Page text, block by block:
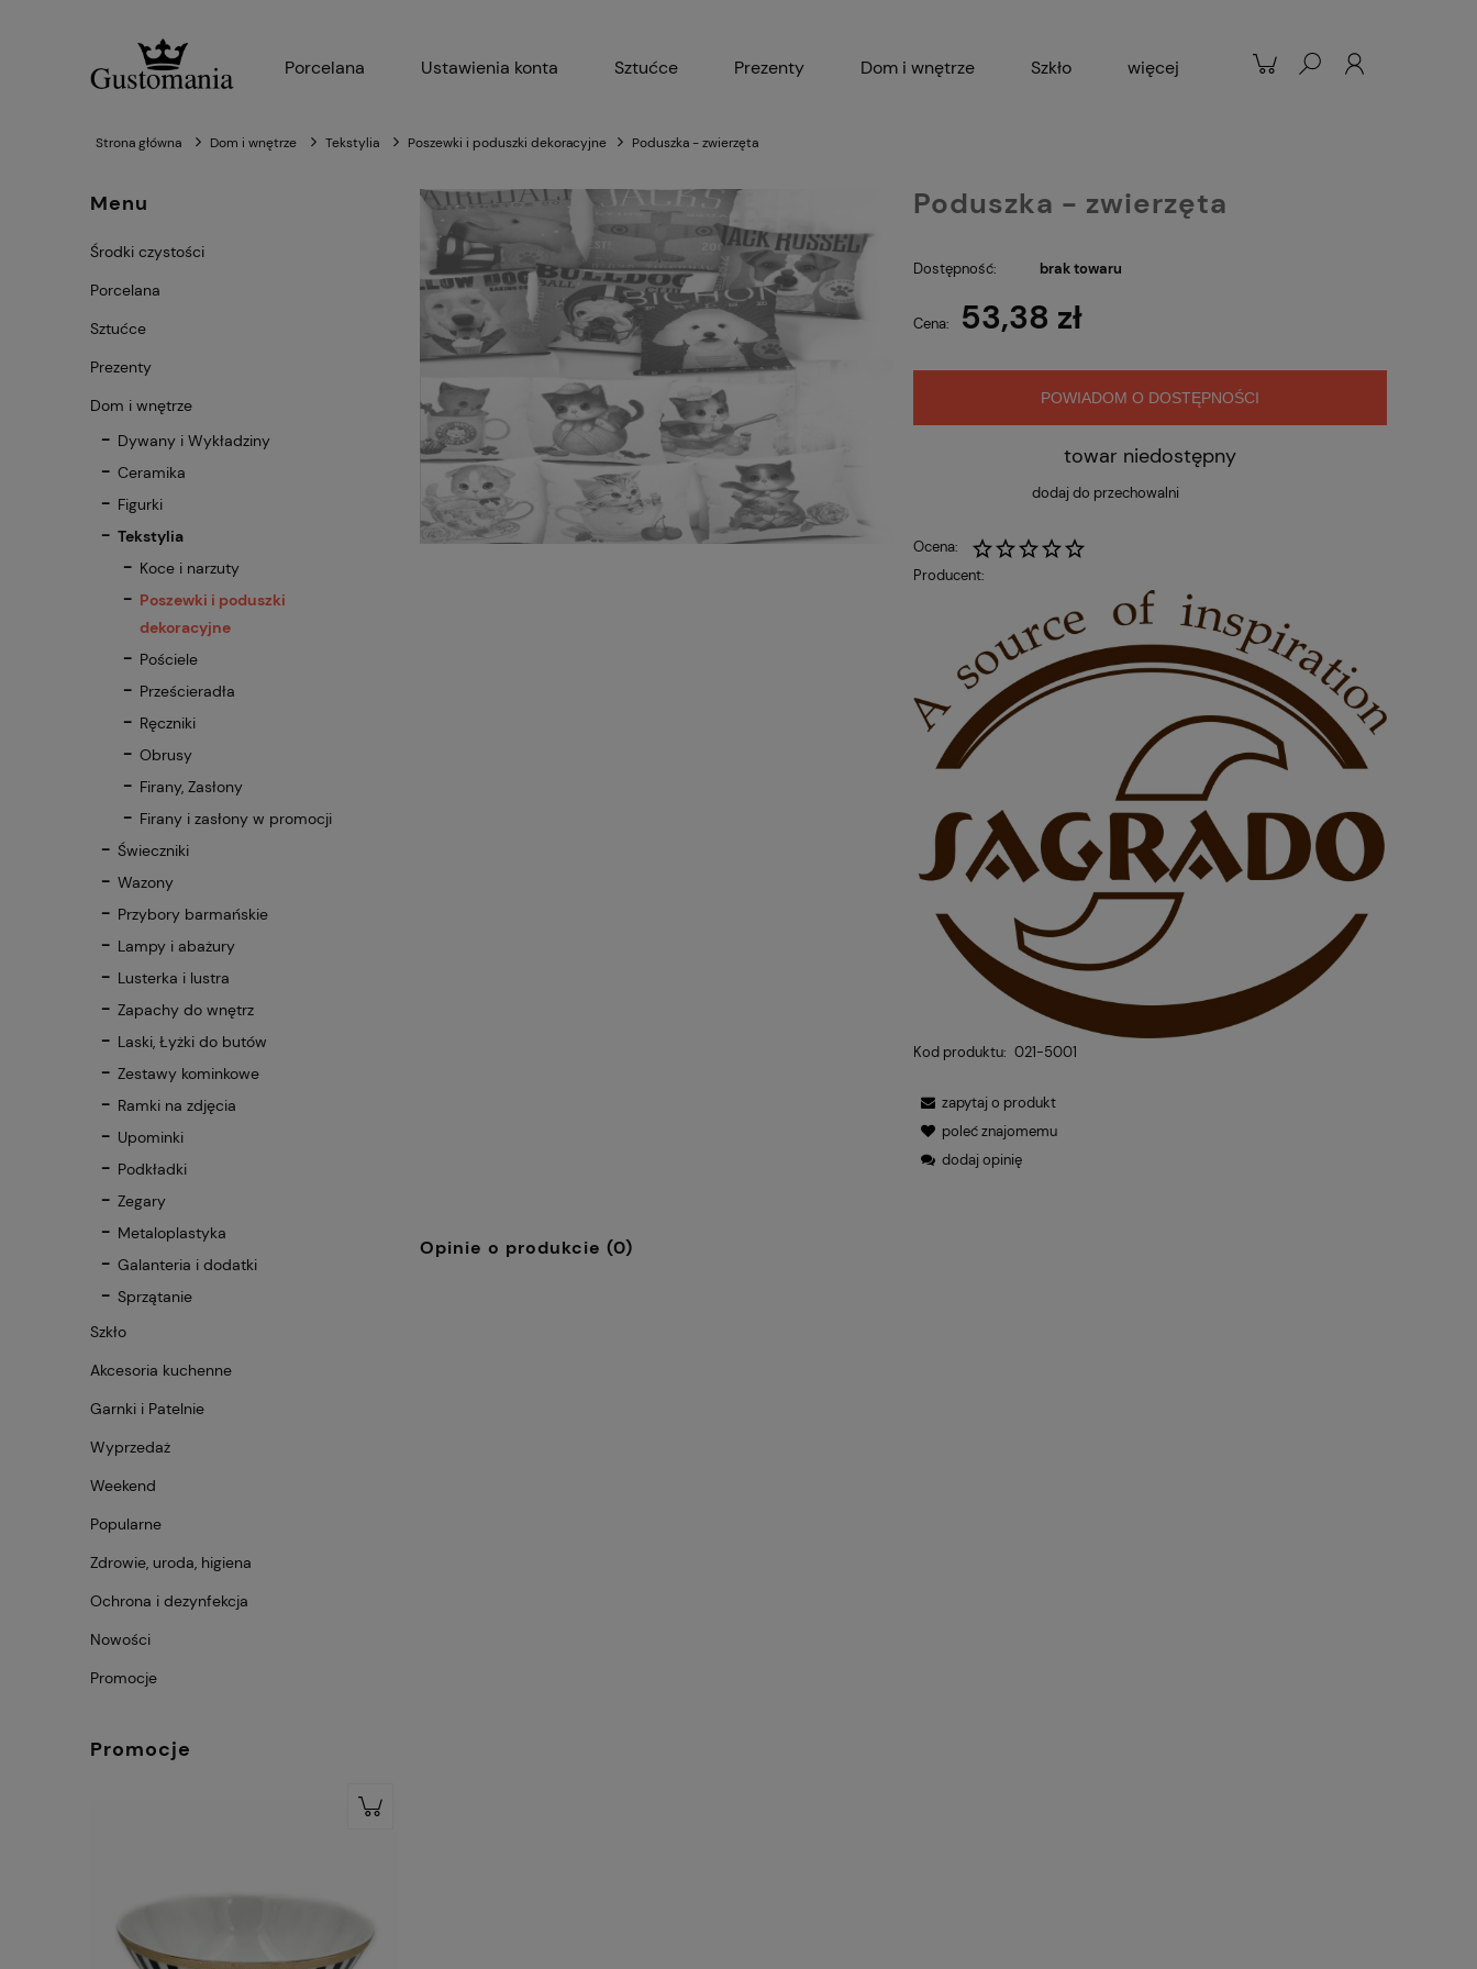
Porcelana Ustawienia konta Sztućce Prezenty Dom i wnętrze Szkło więcej
Strona główna Dom i wnętrze Tekstylia Poszewki i poduszki dekoracyjne Poduszka - zwierzęta
Menu
Środki czystości
Porcelana
Sztućce
Prezenty
Dom i wnętrze
Dywany i Wykładziny
Ceramika
Figurki
Tekstylia
Koce i narzuty
Poszewki i poduszki
dekoracyjne
Pościele
Prześcieradła
Ręczniki
Obrusy
Firany, Zasłony
Firany i zasłony w promocji
Świeczniki
Wazony
Przybory barmańskie
Lampy i abażury
Lusterka i lustra
Zapachy do wnętrz
Laski, Łyżki do butów
Zestawy kominkowe
Ramki na zdjęcia
Upominki
Podkładki
Zegary
Metaloplastyka
Galanteria i dodatki
Sprzątanie
Szkło
Akcesoria kuchenne
Garnki i Patelnie
Wyprzedaż
Weekend
Popularne
Zdrowie, uroda, higiena
Ochrona i dezynfekcja
Nowości
Promocje
Promocje
Poduszka - zwierzęta
Dostępność: brak towaru
Cena: 53,38 zł
POWIADOM O DOSTĘPNOŚCI
towar niedostępny
dodaj do przechowalni
Ocena:
Producent:
Kod produktu: 021-5001
zapytaj o produkt
poleć znajomemu
dodaj opinię
Opinie o produkcie (0)